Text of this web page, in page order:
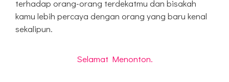
terhadap orang-orang terdekatmu dan bisakah
kamu lebih percaya dengan orang yang baru kenal
sekalipun.
Selamat Menonton.